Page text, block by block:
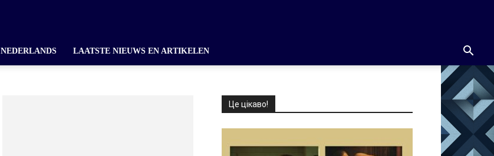
NEDERLANDS LAATSTE NIEUWS EN ARTIKELEN
Це цікаво!